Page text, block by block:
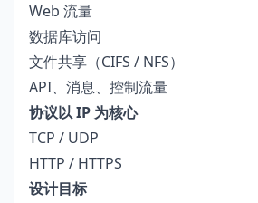
Web 流量
数据库访问
文件共享（CIFS / NFS）
API、消息、控制流量
协议以 IP 为核心
TCP / UDP
HTTP / HTTPS
设计目标